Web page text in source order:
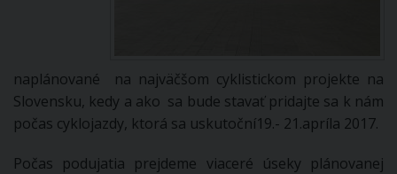
naplánované na najväčšom cyklistickom projekte na
Slovensku, kedy a ako sa bude stavať pridajte sa k nám
počas cyklojazdy, ktorá sa uskutoční19.- 21.apríla 2017.
Počas podujatia prejdeme viaceré úseky plánovanej